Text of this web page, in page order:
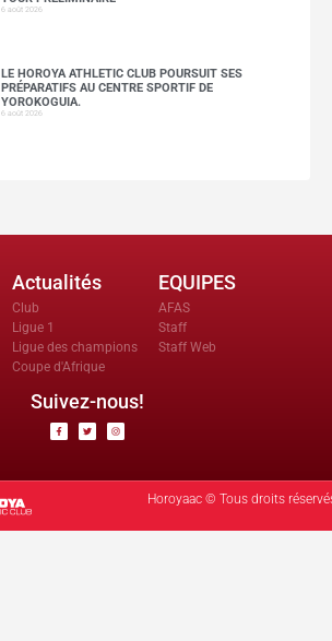
6 août 2026
LE HOROYA ATHLETIC CLUB POURSUIT SES
PRÉPARATIFS AU CENTRE SPORTIF DE
YOROKOGUIA.
6 août 2026
Actualités
Club
Ligue 1
Ligue des champions
Coupe d'Afrique
EQUIPES
AFAS
Staff
Staff Web
Suivez-nous!
Horoyaac © Tous droits